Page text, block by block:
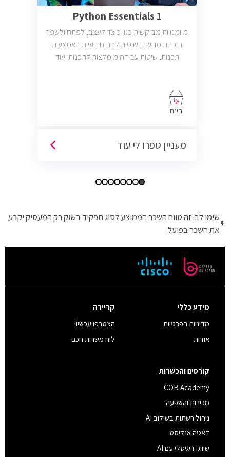
Python Essentials 1
מיומנויות מבוקשות כגון כיצד לעצב, לפתח ולשפר
תוכנות מחשב, שיטות לניתוח בעיות באמצעות
תכנות, שיטות עבודה מומלצות לתכנות ועוד
חינם
מעניין ספרו לי עוד
שימו לב: זה טווח השכר הממוצע לסוג תפקיד בשוק רק המעסיק יקבע
את השכר בפועל.
מידע כללי
מדיניות הפרטיות
אודות
קריירה
הצטרפו עכשיו!
לוח משרות חכם
קורסים והכשרות
COB Academy
מכירות והשפעה
ניהול רשתות בשילוב AI
דאטה אנליסט
שיווק דיגיטלי עם AI